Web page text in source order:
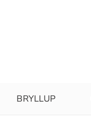
BRYLLUP